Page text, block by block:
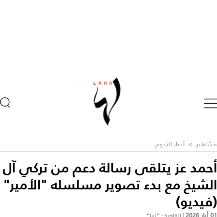
مشاهير > أخبار النجوم
أحمد عز يتلقى رسالة دعم من تركي آل
الشيخ مع بدء تصوير مسلسله "الأمير"
(فيديو)